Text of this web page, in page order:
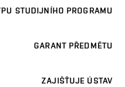
STUDIJNÍHO PROGRAMU
GARANT PŘEDMĚTU
ZAJIŠŤUJE ÚSTAV